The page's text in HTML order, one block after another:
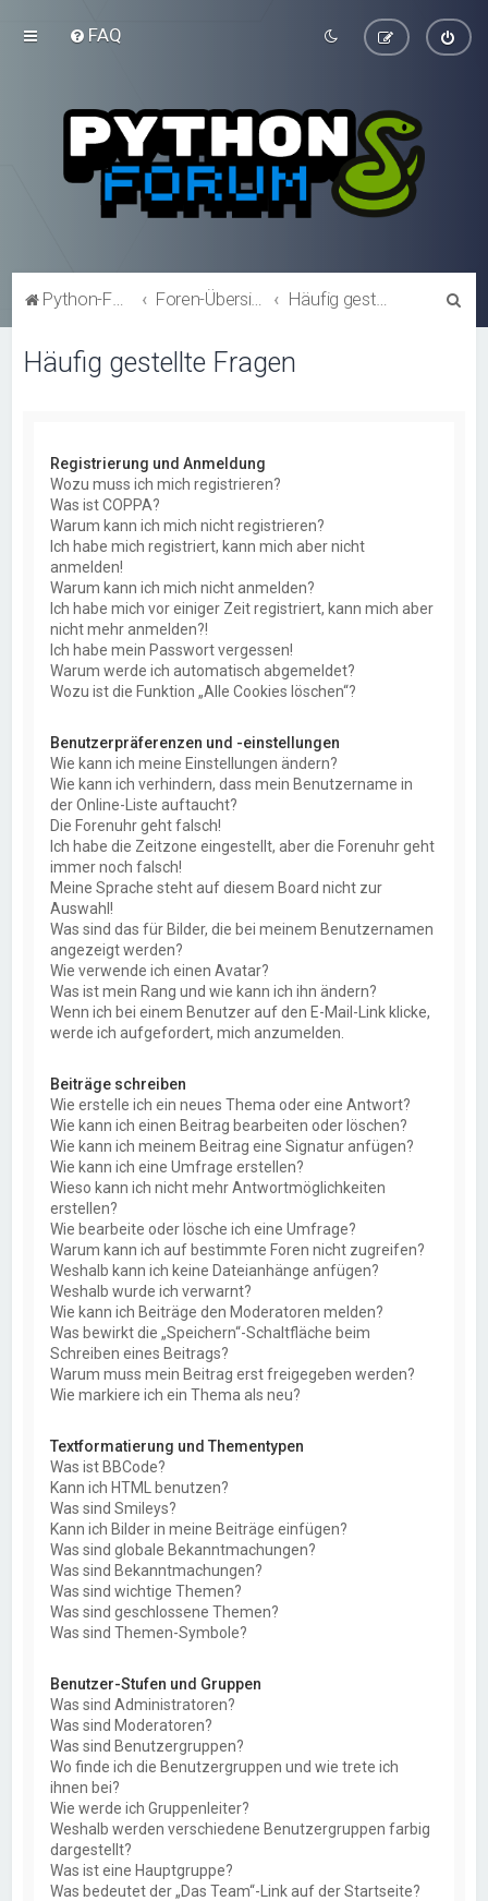
FAQ
Python-Forum.de Foren-Übersicht
Häufig gestellte Fragen
Registrierung und Anmeldung
Wozu muss ich mich registrieren?
Was ist COPPA?
Warum kann ich mich nicht registrieren?
Ich habe mich registriert, kann mich aber nicht
anmelden!
Warum kann ich mich nicht anmelden?
Ich habe mich vor einiger Zeit registriert, kann mich aber
nicht mehr anmelden?!
Ich habe mein Passwort vergessen!
Warum werde ich automatisch abgemeldet?
Wozu ist die Funktion „Alle Cookies löschen“?
Benutzerpräferenzen und -einstellungen
Wie kann ich meine Einstellungen ändern?
Wie kann ich verhindern, dass mein Benutzername in
der Online-Liste auftaucht?
Die Forenuhr geht falsch!
Ich habe die Zeitzone eingestellt, aber die Forenuhr geht
immer noch falsch!
Meine Sprache steht auf diesem Board nicht zur
Auswahl!
Was sind das für Bilder, die bei meinem Benutzernamen
angezeigt werden?
Wie verwende ich einen Avatar?
Was ist mein Rang und wie kann ich ihn ändern?
Wenn ich bei einem Benutzer auf den E-Mail-Link klicke,
werde ich aufgefordert, mich anzumelden.
Beiträge schreiben
Wie erstelle ich ein neues Thema oder eine Antwort?
Wie kann ich einen Beitrag bearbeiten oder löschen?
Wie kann ich meinem Beitrag eine Signatur anfügen?
Wie kann ich eine Umfrage erstellen?
Wieso kann ich nicht mehr Antwortmöglichkeiten
erstellen?
Wie bearbeite oder lösche ich eine Umfrage?
Warum kann ich auf bestimmte Foren nicht zugreifen?
Weshalb kann ich keine Dateianhänge anfügen?
Weshalb wurde ich verwarnt?
Wie kann ich Beiträge den Moderatoren melden?
Was bewirkt die „Speichern“-Schaltfläche beim
Schreiben eines Beitrags?
Warum muss mein Beitrag erst freigegeben werden?
Wie markiere ich ein Thema als neu?
Textformatierung und Thementypen
Was ist BBCode?
Kann ich HTML benutzen?
Was sind Smileys?
Kann ich Bilder in meine Beiträge einfügen?
Was sind globale Bekanntmachungen?
Was sind Bekanntmachungen?
Was sind wichtige Themen?
Was sind geschlossene Themen?
Was sind Themen-Symbole?
Benutzer-Stufen und Gruppen
Was sind Administratoren?
Was sind Moderatoren?
Was sind Benutzergruppen?
Wo finde ich die Benutzergruppen und wie trete ich
ihnen bei?
Wie werde ich Gruppenleiter?
Weshalb werden verschiedene Benutzergruppen farbig
dargestellt?
Was ist eine Hauptgruppe?
Was bedeutet der „Das Team“-Link auf der Startseite?